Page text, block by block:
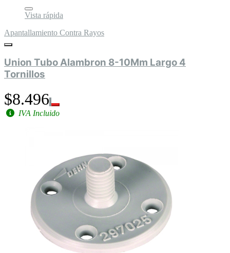
Vista rápida
Apantallamiento Contra Rayos
Union Tubo Alambron 8-10Mm Largo 4
Tornillos
$8.496
IVA Incluido